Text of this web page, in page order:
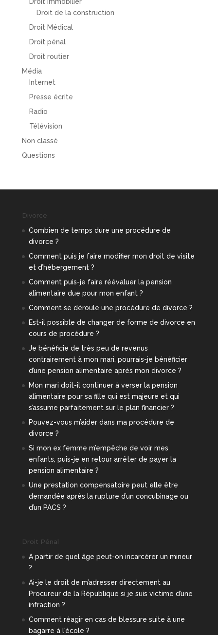
Droit de la construction
Droit Médical
Droit pénal
Droit routier
Média
Internet
Presse écrite
Radio
Télévision
Non classé
Questions
Divorce
Combien de temps dure une procédure de
divorce ?
Comment puis je faire modifier mon droit de visite
et d’hébergement ?
Comment puis-je faire réévaluer la pension
alimentaire due pour mon enfant ?
Comment se déroule une procédure de divorce ?
Est-il possible de changer de forme de divorce en
cours de procédure ?
Je bénéficie de très peu de revenus
contrairement à mon mari, pourrais-je bénéficier
d’une pension alimentaire après mon divorce ?
Mon mari doit-il continuer à verser la pension
alimentaire pour sa fille qui est majeure et qui
s’assume parfaitement sur le plan financier ?
Pouvez-vous m’aider dans ma procédure de
divorce ?
Si mon ex femme m’empêche de voir mes
enfants, puis-je en retour arrêter de payer la
pension alimentaire ?
Une prestation compensatoire peut elle être
demandée après la rupture d’un concubinage ou
d’un PACS ?
Droit Pénal
A partir de quel âge peut-on incarcérer un mineur
?
Ai-je le droit de m’adresser directement au
Procureur de la République si je suis victime d’une
infraction ?
Comment réagir en cas de blessure suite à une
bagarre à l'école ?